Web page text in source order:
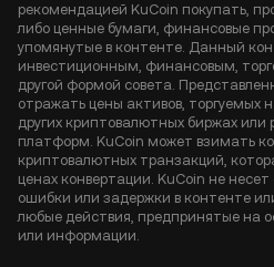
рекомендацией KuCoin покупать,
либо ценные бумаги, финансовые
упомянутые в контенте. Данный
инвестиционным, финансовым,
другой формой совета.
отражать цены активов, торгуемых
других криптовалютных биржах или
платформ. KuCoin может взимать
криптовалютных транзакций,
ценах конвертации. KuCoin не
ошибки или задержки в контенте
любые действия, предпринятые на
или информации.